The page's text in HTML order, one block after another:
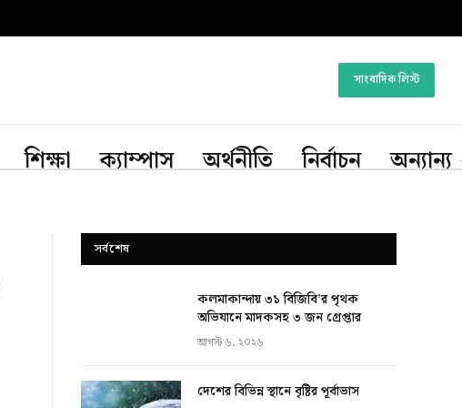
সাংবাদিক লিস্ট
শিক্ষা ক্যাম্পাস অর্থনীতি নির্বাচন অন্যান্য
সর্বশেষ
কলমাকান্দায় ৩১ বিজিবি’র পৃথক
অভিযানে মাদকসহ ৩ জন গ্রেপ্তার
আগস্ট ৬, ২০২৬
দেশের বিভিন্ন স্থানে বৃষ্টির পূর্বাভাস